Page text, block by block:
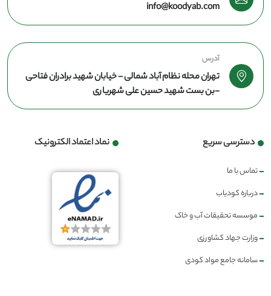
info@koodyab.com
آدرس
تهران محله نظام آباد شمالی - خیابان شهید برادران فتاحی
-بن بست شهید حسین علی شهریاری
دسترسی سریع
تماس با ما
درباره کودیاب
موسسه تحقیقات آب و خاک
وزارت جهاد کشاورزی
سامانه جامع مواد کودی
نماد اعتماد الکترونیک